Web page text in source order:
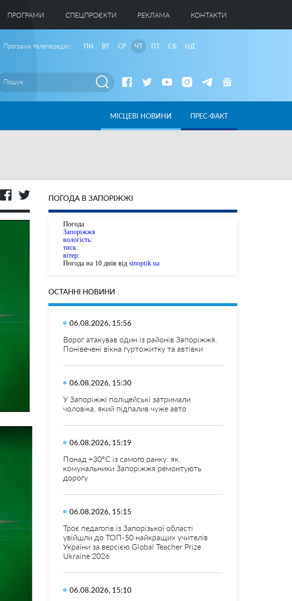
ПРОГРАМИ CПЕЦПРОЄКТИ РЕКЛАМА КОНТАКТИ
Програма телепередач: ПН ВТ СР ЧТ ПТ СБ НД
МІСЦЕВІ НОВИНИ ПРЕС-ФАКТ
ПОГОДА В ЗАПОРІЖЖІ
Погода
Запоріжжя
вологість:
тиск:
вітер:
Погода на 10 днів від sinoptik.ua
ОСТАННІ НОВИНИ
06.08.2026, 15:56
Ворог атакував один із районів Запоріжжя.
Понівечені вікна гуртожитку та автівки
06.08.2026, 15:30
У Запоріжжі поліцейські затримали
чоловіка, який підпалив чуже авто
06.08.2026, 15:19
Понад +30°C із самого ранку: як
комунальники Запоріжжя ремонтують
дорогу
06.08.2026, 15:15
Троє педагогів із Запорізької області
увійшли до ТОП-50 найкращих учителів
України за версією Global Teacher Prize
Ukraine 2026
06.08.2026, 15:10